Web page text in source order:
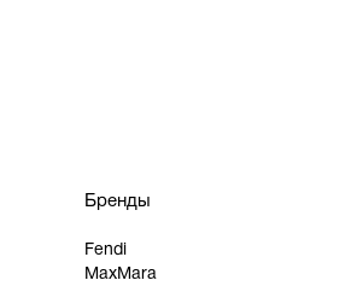
Бренды
Fendi
MaxMara